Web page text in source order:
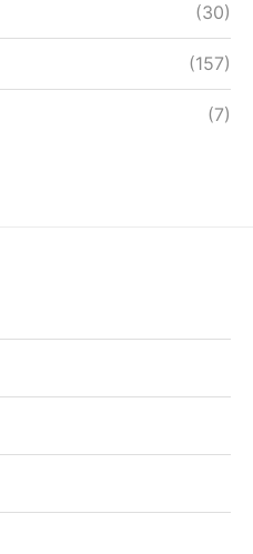
(30)
(157)
(7)